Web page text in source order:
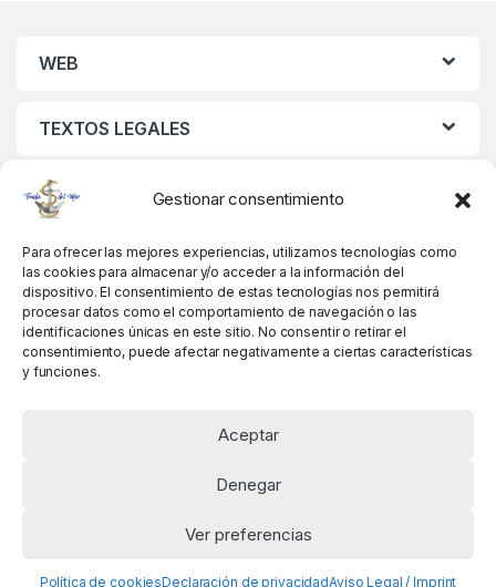
Gestionar consentimiento
Para ofrecer las mejores experiencias, utilizamos tecnologías como
las cookies para almacenar y/o acceder a la información del
dispositivo. El consentimiento de estas tecnologías nos permitirá
procesar datos como el comportamiento de navegación o las
identificaciones únicas en este sitio. No consentir o retirar el
consentimiento, puede afectar negativamente a ciertas características
y funciones.
Aceptar
Denegar
Ver preferencias
Política de cookiesDeclaración de privacidadAviso Legal / Imprint
WEB
TEXTOS LEGALES
MIS DATOS
Alguna pregunta? Llámanos!
+34 981 845 358